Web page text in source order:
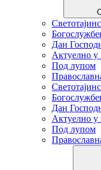
Дан
Актуелно у
Под лупом
Дан
Актуелно у
Под лупом